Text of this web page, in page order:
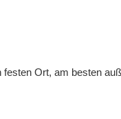
festen Ort, am besten